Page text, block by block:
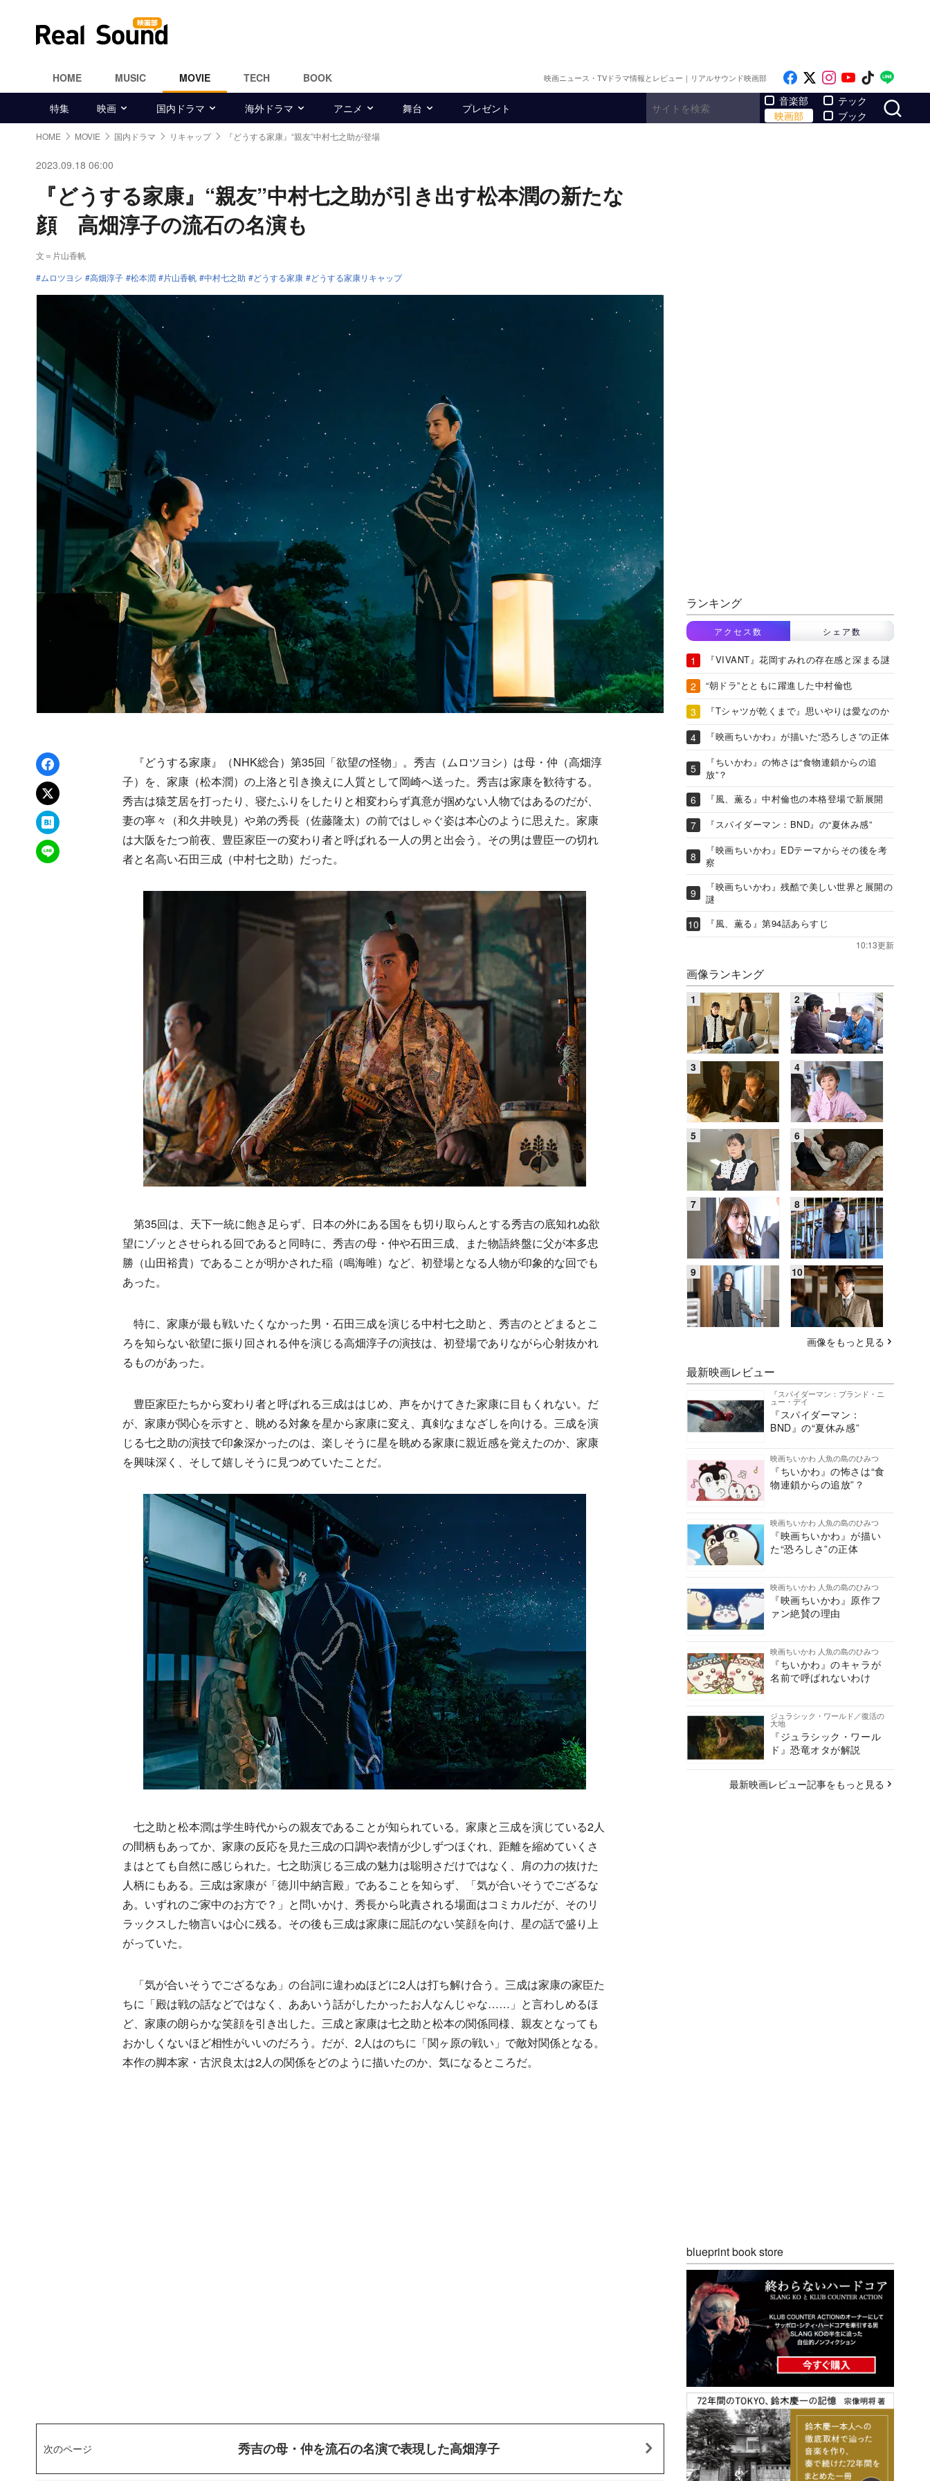
HOME MUSIC MOVIE TECH BOOK 映画ニュース・TVドラマ情報とレビュー｜リアルサウンド映画部 Like on Facebook
Follow on x
Follow on
Follow on
Follow
特集 映画 国内ドラマ 海外ドラマ アニメ 舞台 プレゼント
音楽部
映画部
テック
ブック
HOME MOVIE 国内ドラマ リキャップ 『どうする家康』“親友”中村七之助が登場
2023.09.18 06:00
『どうする家康』“親友”中村七之助が引き出す松本潤の新たな
顔 高畑淳子の流石の名演も
文＝片山香帆
ムロツヨシ
高畑淳子 松本潤 片山香帆 中村七之助 どうする家康 どうする家康リキャップ
Facebookでシェア
xでポスト
はてなブックマーク
LINEで送る
『どうする家康』（NHK総合）第35回「欲望の怪物」。秀吉（ムロツヨシ）は母・仲（高畑淳
子）を、家康（松本潤）の上洛と引き換えに人質として岡崎へ送った。秀吉は家康を歓待する。
秀吉は猿芝居を打ったり、寝たふりをしたりと相変わらず真意が掴めない人物ではあるのだが、
妻の寧々（和久井映見）や弟の秀長（佐藤隆太）の前ではしゃぐ姿は本心のように思えた。家康
は大阪をたつ前夜、豊臣家臣一の変わり者と呼ばれる一人の男と出会う。その男は豊臣一の切れ
者と名高い石田三成（中村七之助）だった。
第35回は、天下一統に飽き足らず、日本の外にある国をも切り取らんとする秀吉の底知れぬ欲
望にゾッとさせられる回であると同時に、秀吉の母・仲や石田三成、また物語終盤に父が本多忠
勝（山田裕貴）であることが明かされた稲（鳴海唯）など、初登場となる人物が印象的な回でも
あった。
特に、家康が最も戦いたくなかった男・石田三成を演じる中村七之助と、秀吉のとどまるとこ
ろを知らない欲望に振り回される仲を演じる高畑淳子の演技は、初登場でありながら心射抜かれ
るものがあった。
豊臣家臣たちから変わり者と呼ばれる三成ははじめ、声をかけてきた家康に目もくれない。だ
が、家康が関心を示すと、眺める対象を星から家康に変え、真剣なまなざしを向ける。三成を演
じる七之助の演技で印象深かったのは、楽しそうに星を眺める家康に親近感を覚えたのか、家康
を興味深く、そして嬉しそうに見つめていたことだ。
七之助と松本潤は学生時代からの親友であることが知られている。家康と三成を演じている2人
の間柄もあってか、家康の反応を見た三成の口調や表情が少しずつほぐれ、距離を縮めていくさ
まはとても自然に感じられた。七之助演じる三成の魅力は聡明さだけではなく、肩の力の抜けた
人柄にもある。三成は家康が「徳川中納言殿」であることを知らず、「気が合いそうでござるな
あ。いずれのご家中のお方で？」と問いかけ、秀長から叱責される場面はコミカルだが、そのリ
ラックスした物言いは心に残る。その後も三成は家康に屈託のない笑顔を向け、星の話で盛り上
がっていた。
「気が合いそうでござるなあ」の台詞に違わぬほどに2人は打ち解け合う。三成は家康の家臣た
ちに「殿は戦の話などではなく、ああいう話がしたかったお人なんじゃな……」と言わしめるほ
ど、家康の朗らかな笑顔を引き出した。三成と家康は七之助と松本の関係同様、親友となっても
おかしくないほど相性がいいのだろう。だが、2人はのちに「関ヶ原の戦い」で敵対関係となる。
本作の脚本家・古沢良太は2人の関係をどのように描いたのか、気になるところだ。
次のページ 秀吉の母・仲を流石の名演で表現した高畑淳子
ランキング
アクセス数 シェア数
『VIVANT』花岡すみれの存在感と深まる謎
“朝ドラ”とともに躍進した中村倫也
『Tシャツが乾くまで』思いやりは愛なのか
『映画ちいかわ』が描いた“恐ろしさ”の正体
『ちいかわ』の怖さは“食物連鎖からの追
放”？
『風、薫る』中村倫也の本格登場で新展開
『スパイダーマン：BND』の“夏休み感”
『映画ちいかわ』EDテーマからその後を考
察
『映画ちいかわ』残酷で美しい世界と展開の
謎
『風、薫る』第94話あらすじ
10:13更新
画像ランキング
画像をもっと見る
最新映画レビュー
『スパイダーマン：ブランド・ニ
ュー・デイ
『スパイダーマン：
BND』の“夏休み感”
映画ちいかわ 人魚の島のひみつ
『ちいかわ』の怖さは“食
物連鎖からの追放”？
映画ちいかわ 人魚の島のひみつ
『映画ちいかわ』が描い
た“恐ろしさ”の正体
映画ちいかわ 人魚の島のひみつ
『映画ちいかわ』原作フ
ァン絶賛の理由
映画ちいかわ 人魚の島のひみつ
『ちいかわ』のキャラが
名前で呼ばれないわけ
ジュラシック・ワールド／復活の
大地
『ジュラシック・ワール
ド』恐竜オタが解説
最新映画レビュー記事をもっと見る
blueprint book store